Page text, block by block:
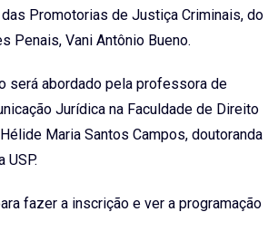
Promotorias de Justiça Criminais, do
Penais, Vani Antônio Bueno.
será abordado pela professora de
Jurídica na Faculdade de Direito
Maria Santos Campos, doutoranda
USP.
fazer a inscrição e ver a programação